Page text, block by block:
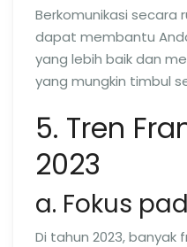
Berkomunikasi secara
dapat membantu
yang lebih baik dan
yang mungkin timbul
5. Tren
2023
a. Fokus
Di tahun 2023, banyak